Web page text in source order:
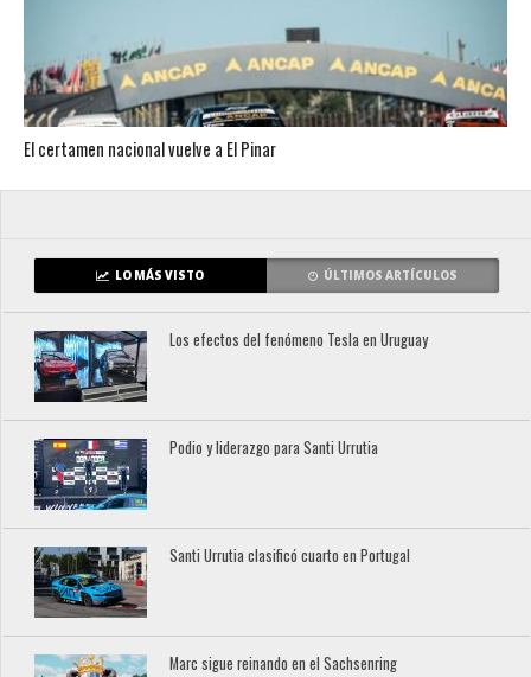
El certamen nacional vuelve a El Pinar
LO MÁS VISTO ÚLTIMOS ARTÍCULOS
Los efectos del fenómeno Tesla en Uruguay
Podio y liderazgo para Santi Urrutia
Santi Urrutia clasificó cuarto en Portugal
Marc sigue reinando en el Sachsenring